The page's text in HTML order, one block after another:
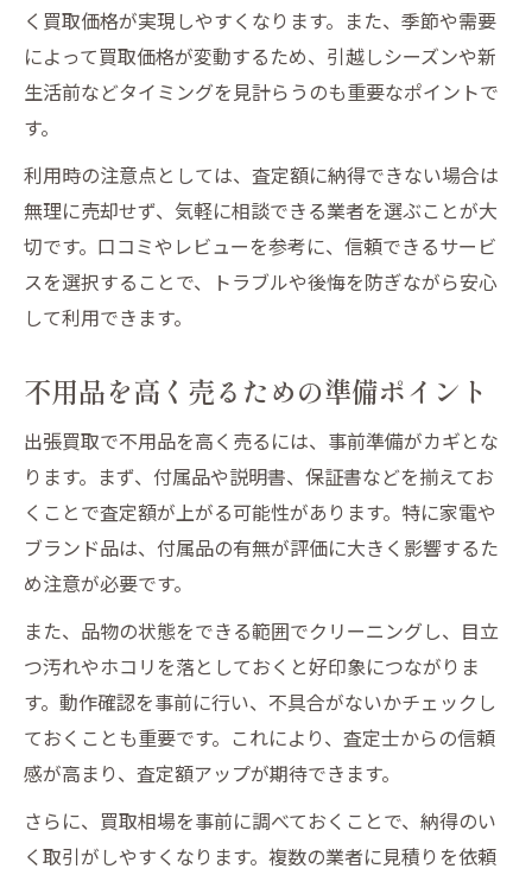
く買取価格が実現しやすくなります。また、季節や需要
によって買取価格が変動するため、引越しシーズンや新
生活前などタイミングを見計らうのも重要なポイントで
す。
利用時の注意点としては、査定額に納得できない場合は
無理に売却せず、気軽に相談できる業者を選ぶことが大
切です。口コミやレビューを参考に、信頼できるサービ
スを選択することで、トラブルや後悔を防ぎながら安心
して利用できます。
不用品を高く売るための準備ポイント
出張買取で不用品を高く売るには、事前準備がカギとな
ります。まず、付属品や説明書、保証書などを揃えてお
くことで査定額が上がる可能性があります。特に家電や
ブランド品は、付属品の有無が評価に大きく影響するた
め注意が必要です。
また、品物の状態をできる範囲でクリーニングし、目立
つ汚れやホコリを落としておくと好印象につながりま
す。動作確認を事前に行い、不具合がないかチェックし
ておくことも重要です。これにより、査定士からの信頼
感が高まり、査定額アップが期待できます。
さらに、買取相場を事前に調べておくことで、納得のい
く取引がしやすくなります。複数の業者に見積りを依頼